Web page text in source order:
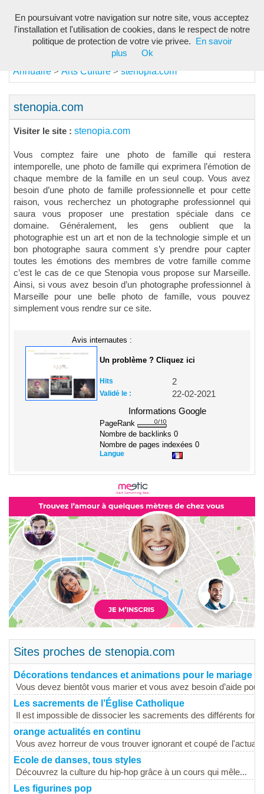
Annuaire > Arts Culture > stenopia.com
stenopia.com
Visiter le site : stenopia.com
Vous comptez faire une photo de famille qui restera
intemporelle, une photo de famille qui exprimera l’émotion de
chaque membre de la famille en un seul coup. Vous avez
besoin d’une photo de famille professionnelle et pour cette
raison, vous recherchez un photographe professionnel qui
saura vous proposer une prestation spéciale dans ce
domaine. Généralement, les gens oublient que la
photographie est un art et non de la technologie simple et un
bon photographe saura comment s’y prendre pour capter
toutes les émotions des membres de votre famille comme
c’est le cas de ce que Stenopia vous propose sur Marseille.
Ainsi, si vous avez besoin d’un photographe professionnel à
Marseille pour une belle photo de famille, vous pouvez
simplement vous rendre sur ce site.
Avis internautes :
Un problème ? Cliquez ici
Hits 2
Validé le :
22-02-2021
Informations Google
PageRank
Nombre de backlinks 0
Nombre de pages indexées 0
Langue
Sites proches de stenopia.com
Décorations tendances et animations pour le mariage
Vous devez bientôt vous marier et vous avez besoin d’aide pour
Les sacrements de l’Église Catholique
Il est impossible de dissocier les sacrements des différents
orange actualités en continu
Vous avez horreur de vous trouver ignorant et coupé de
Ecole de danses, tous styles
Découvrez la culture du hip-hop grâce à un cours qui mêle...
Les figurines pop
En poursuivant votre navigation sur notre site, vous acceptez
l'installation et l'utilisation de cookies, dans le respect de notre
politique de protection de votre vie privee.
En savoir
plus
Ok